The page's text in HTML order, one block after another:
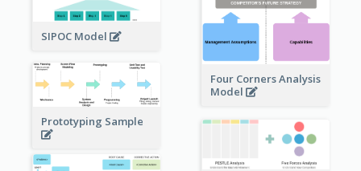
Four Corners Analysis
Model
SIPOC Model
Prototyping Sample